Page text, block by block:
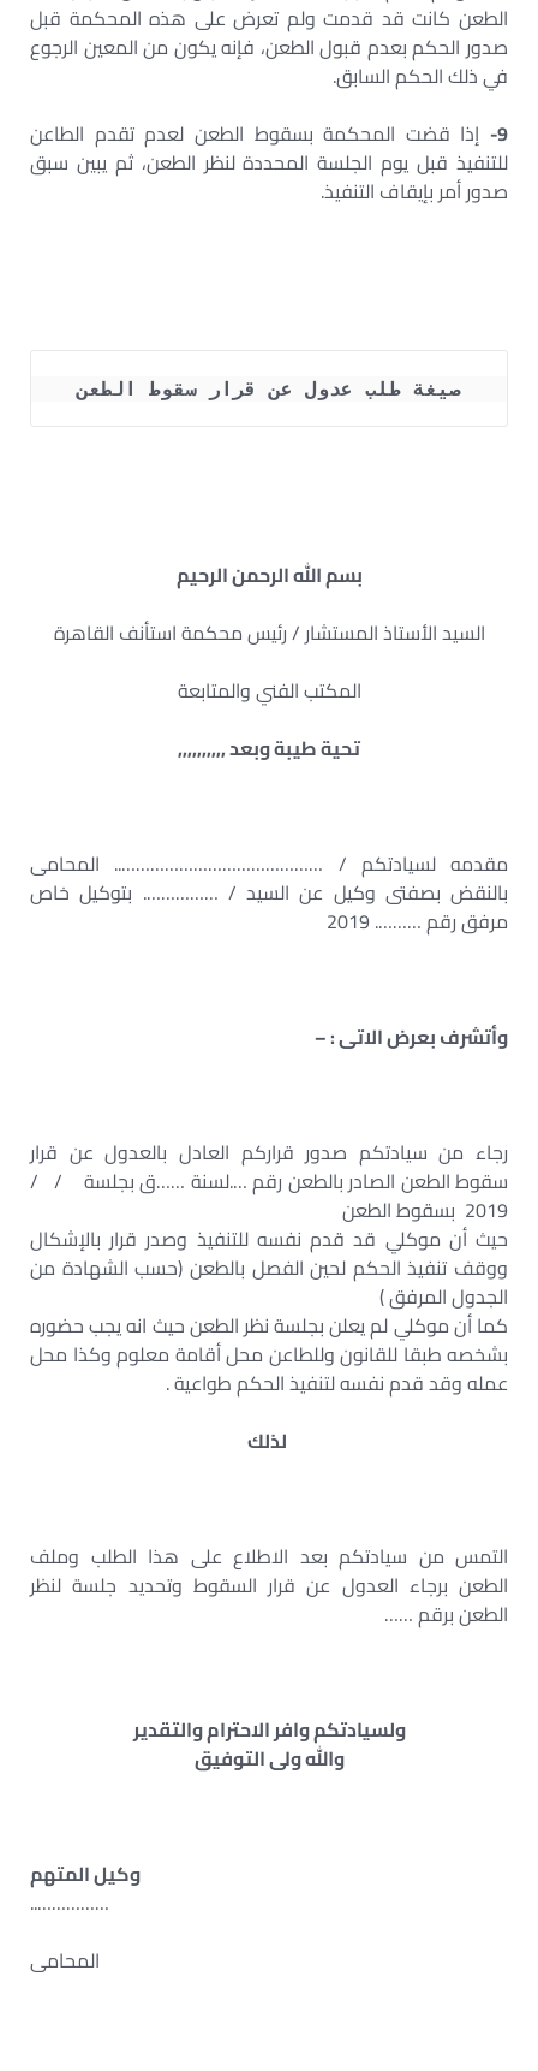
الطعن كانت قد قدمت ولم تعرض على هذه المحكمة قبل
صدور الحكم بعدم قبول الطعن، فإنه يكون من المعين الرجوع
في ذلك الحكم السابق.
9- إذا قضت المحكمة بسقوط الطعن لعدم تقدم الطاعن
للتنفيذ قبل يوم الجلسة المحددة لنظر الطعن، ثم يبين سبق
صدور أمر بإيقاف التنفيذ.
صيغة طلب عدول عن قرار سقوط الطعن
بسم الله الرحمن الرحيم
السيد الأستاذ المستشار / رئيس محكمة استأنف القاهرة
المكتب الفني والمتابعة
تحية طيبة وبعد ,,,,,,,,,,
مقدمه لسيادتكم / …………………………………….. المحامى
بالنقض بصفتى وكيل عن السيد / ……………. بتوكيل خاص
مرفق رقم ………. 2019
وأتشرف بعرض الاتى : –
رجاء من سيادتكم صدور قراركم العادل بالعدول عن قرار
سقوط الطعن الصادر بالطعن رقم ….لسنة ……ق بجلسة / /
2019 بسقوط الطعن
حيث أن موكلي قد قدم نفسه للتنفيذ وصدر قرار بالإشكال
ووقف تنفيذ الحكم لحين الفصل بالطعن (حسب الشهادة من
الجدول المرفق )
كما أن موكلي لم يعلن بجلسة نظر الطعن حيث انه يجب حضوره
بشخصه طبقا للقانون وللطاعن محل أقامة معلوم وكذا محل
عمله وقد قدم نفسه لتنفيذ الحكم طواعية .
لذلك
التمس من سيادتكم بعد الاطلاع على هذا الطلب وملف
الطعن برجاء العدول عن قرار السقوط وتحديد جلسة لنظر
الطعن برقم ……
ولسيادتكم وافر الاحترام والتقدير
والله ولى التوفيق
وكيل المتهم
……………..
المحامى